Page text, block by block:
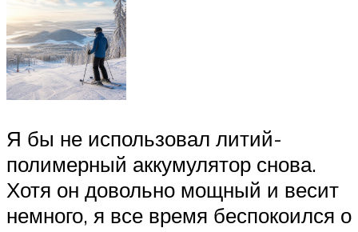
Я бы не использовал литий-
полимерный аккумулятор снова.
Хотя он довольно мощный и весит
немного, я все время беспокоился о